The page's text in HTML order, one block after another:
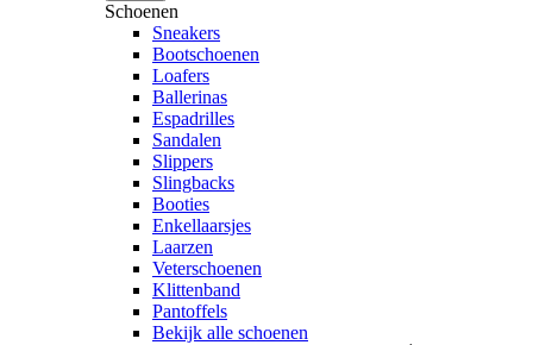
Schoenen
Sneakers
Bootschoenen
Loafers
Ballerinas
Espadrilles
Sandalen
Slippers
Slingbacks
Booties
Enkellaarsjes
Laarzen
Veterschoenen
Klittenband
Pantoffels
Bekijk alle schoenen